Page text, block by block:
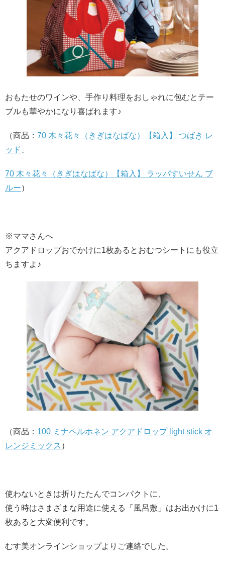
おもたせのワインや、手作り料理をおしゃれに包むとテー
ブルも華やかになり喜ばれます♪
（商品： 70 木々花々（きぎはなばな）【箱入】 つばき レ
ッド
70 木々花々（きぎはなばな）【箱入】 ラッパすいせん ブ
ルー）
※ママさんへ
アクアドロップおでかけに1枚あるとおむつシートにも役立
ちますよ♪
（商品： 100 ミナペルホネン アクアドロップ light stick オ
レンジミックス ）
使わないときは折りたたんでコンパクトに、
使う時はさまざまな用途に使える「風呂敷」はお出かけに1
枚あると大変便利です。
むす美オンラインショップよりご連絡でした。